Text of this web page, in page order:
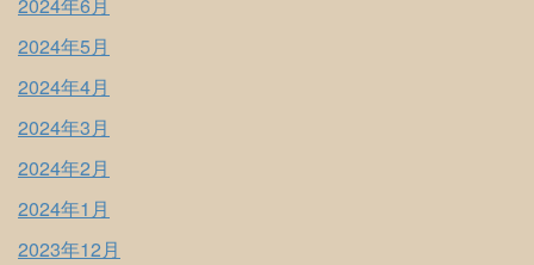
2024年5月
2024年4月
2024年3月
2024年2月
2024年1月
2023年12月